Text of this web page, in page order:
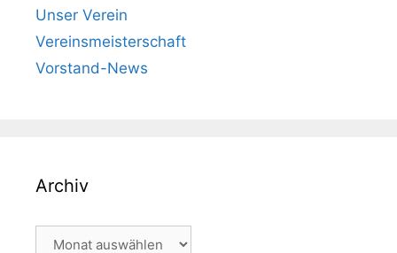
Unser Verein
Vereinsmeisterschaft
Vorstand-News
Archiv
Archiv